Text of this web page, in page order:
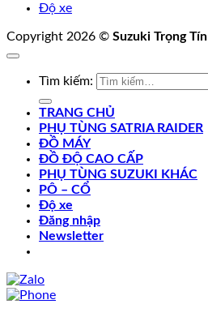
Độ xe
Copyright 2026 © Suzuki Trọng Tín
Tìm kiếm:
TRANG CHỦ
PHỤ TÙNG SATRIA RAIDER
ĐỒ MÁY
ĐỒ ĐỘ CAO CẤP
PHỤ TÙNG SUZUKI KHÁC
PÔ – CỔ
Độ xe
Đăng nhập
Newsletter